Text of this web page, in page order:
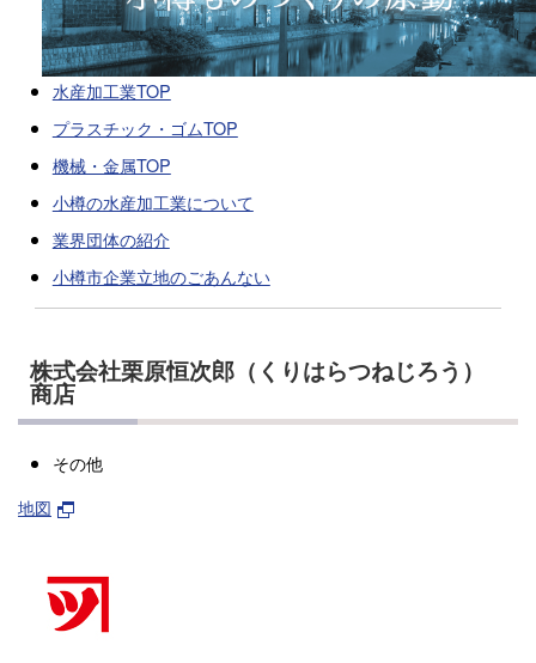
水産加工業TOP
プラスチック・ゴムTOP
機械・金属TOP
小樽の水産加工業について
業界団体の紹介
小樽市企業立地のごあんない
株式会社栗原恒次郎（くりはらつねじろう）
商店
その他
地図